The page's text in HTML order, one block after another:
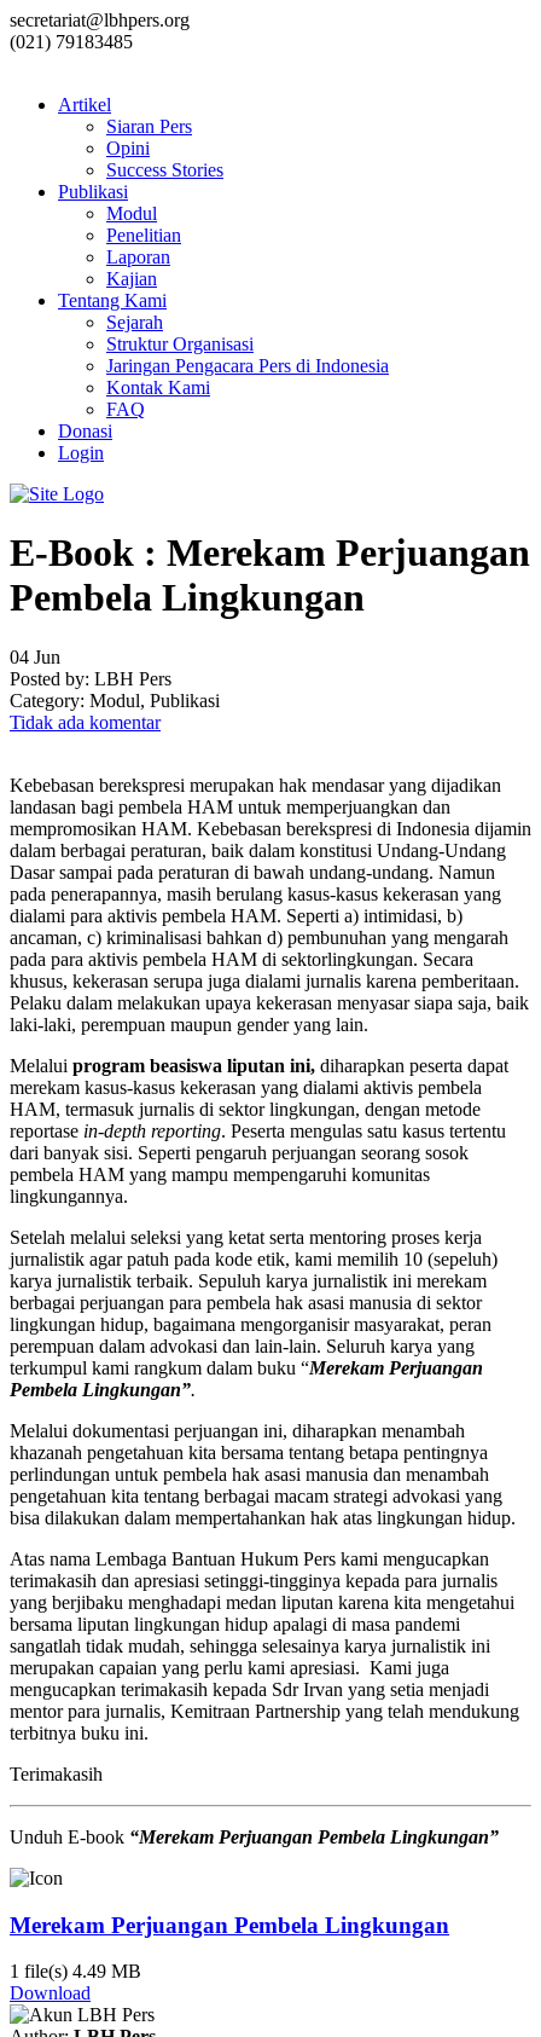
secretariat@lbhpers.org
(021) 79183485
Artikel
Siaran Pers
Opini
Success Stories
Publikasi
Modul
Penelitian
Laporan
Kajian
Tentang Kami
Sejarah
Struktur Organisasi
Jaringan Pengacara Pers di Indonesia
Kontak Kami
FAQ
Donasi
Login
E-Book : Merekam Perjuangan
Pembela Lingkungan
04 Jun
Posted by: LBH Pers
Category: Modul, Publikasi
Tidak ada komentar
Kebebasan berekspresi merupakan hak mendasar yang dijadikan
landasan bagi pembela HAM untuk memperjuangkan dan
mempromosikan HAM. Kebebasan berekspresi di Indonesia dijamin
dalam berbagai peraturan, baik dalam konstitusi Undang-Undang
Dasar sampai pada peraturan di bawah undang-undang. Namun
pada penerapannya, masih berulang kasus-kasus kekerasan yang
dialami para aktivis pembela HAM. Seperti a) intimidasi, b)
ancaman, c) kriminalisasi bahkan d) pembunuhan yang mengarah
pada para aktivis pembela HAM di sektorlingkungan. Secara
khusus, kekerasan serupa juga dialami jurnalis karena pemberitaan.
Pelaku dalam melakukan upaya kekerasan menyasar siapa saja, baik
laki-laki, perempuan maupun gender yang lain.
Melalui program beasiswa liputan ini, diharapkan peserta dapat
merekam kasus-kasus kekerasan yang dialami aktivis pembela
HAM, termasuk jurnalis di sektor lingkungan, dengan metode
reportase in-depth reporting. Peserta mengulas satu kasus tertentu
dari banyak sisi. Seperti pengaruh perjuangan seorang sosok
pembela HAM yang mampu mempengaruhi komunitas
lingkungannya.
Setelah melalui seleksi yang ketat serta mentoring proses kerja
jurnalistik agar patuh pada kode etik, kami memilih 10 (sepeluh)
karya jurnalistik terbaik. Sepuluh karya jurnalistik ini merekam
berbagai perjuangan para pembela hak asasi manusia di sektor
lingkungan hidup, bagaimana mengorganisir masyarakat, peran
perempuan dalam advokasi dan lain-lain. Seluruh karya yang
terkumpul kami rangkum dalam buku “Merekam Perjuangan
Pembela Lingkungan”.
Melalui dokumentasi perjuangan ini, diharapkan menambah
khazanah pengetahuan kita bersama tentang betapa pentingnya
perlindungan untuk pembela hak asasi manusia dan menambah
pengetahuan kita tentang berbagai macam strategi advokasi yang
bisa dilakukan dalam mempertahankan hak atas lingkungan hidup.
Atas nama Lembaga Bantuan Hukum Pers kami mengucapkan
terimakasih dan apresiasi setinggi-tingginya kepada para jurnalis
yang berjibaku menghadapi medan liputan karena kita mengetahui
bersama liputan lingkungan hidup apalagi di masa pandemi
sangatlah tidak mudah, sehingga selesainya karya jurnalistik ini
merupakan capaian yang perlu kami apresiasi. Kami juga
mengucapkan terimakasih kepada Sdr Irvan yang setia menjadi
mentor para jurnalis, Kemitraan Partnership yang telah mendukung
terbitnya buku ini.
Terimakasih
Unduh E-book “Merekam Perjuangan Pembela Lingkungan”
Merekam Perjuangan Pembela Lingkungan
1 file(s) 4.49 MB
Download